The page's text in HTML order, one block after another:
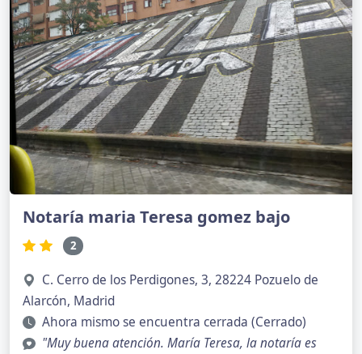
Notaría maria Teresa gomez bajo
2
C. Cerro de los Perdigones, 3, 28224 Pozuelo de
Alarcón, Madrid
Ahora mismo se encuentra cerrada (Cerrado)
"Muy buena atención. María Teresa, la notaría es